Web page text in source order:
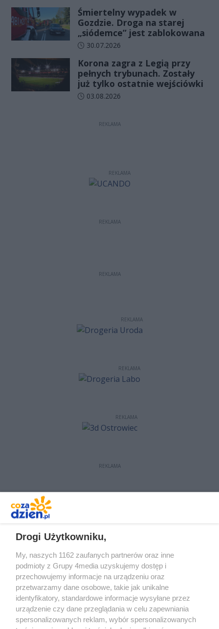
Śmiertelny wypadek w
Gozdzie. Droga na starej
„siódemce” jest zablokowana
Data dodania artykułu:
30.07.2026
Korona zagra z Legią przy
pełnych trybunach. Zostały
już tylko ostatnie wejściówki
Data dodania artykułu:
03.08.2026
REKLAMA
REKLAMA
REKLAMA
REKLAMA
REKLAMA
REKLAMA
REKLAMA
REKLAMA
Drogi Użytkowniku,
My, naszych 1162 zaufanych partnerów oraz inne
podmioty z Grupy 4media uzyskujemy dostęp i
przechowujemy informacje na urządzeniu oraz
przetwarzamy dane osobowe, takie jak unikalne
identyfikatory, standardowe informacje wysyłane przez
urządzenie czy dane przeglądania w celu zapewniania
spersonalizowanych reklam, wybór spersonalizowanych